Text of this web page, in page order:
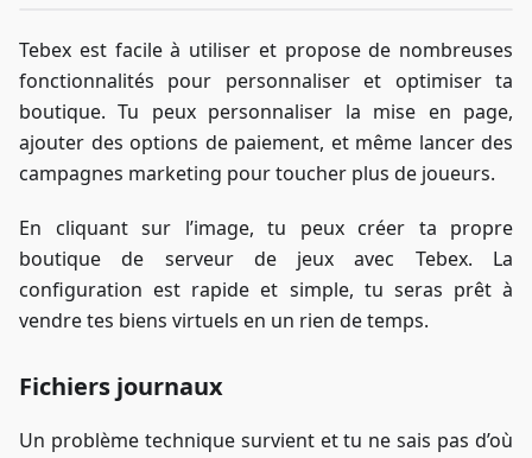
Tebex est facile à utiliser et propose de nombreuses
fonctionnalités pour personnaliser et optimiser ta
boutique. Tu peux personnaliser la mise en page,
ajouter des options de paiement, et même lancer des
campagnes marketing pour toucher plus de joueurs.
En cliquant sur l’image, tu peux créer ta propre
boutique de serveur de jeux avec Tebex. La
configuration est rapide et simple, tu seras prêt à
vendre tes biens virtuels en un rien de temps.
Fichiers journaux
Un problème technique survient et tu ne sais pas d’où